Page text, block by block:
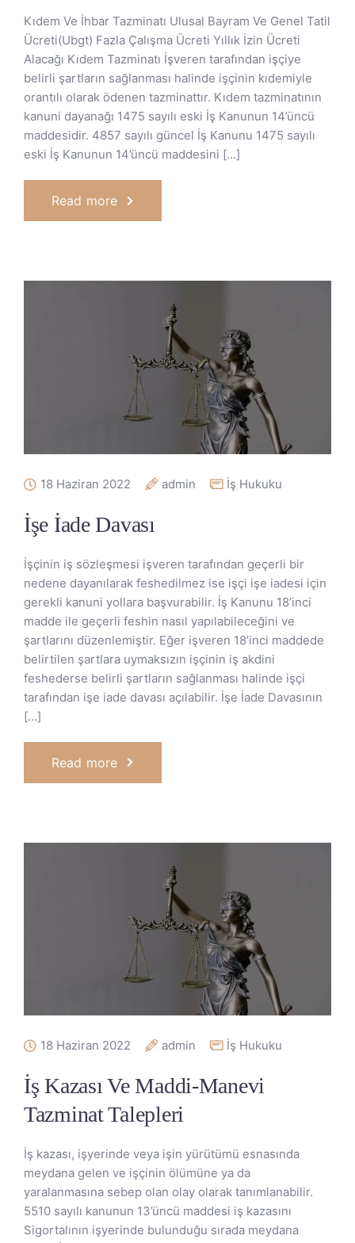
Kıdem Ve İhbar Tazminatı Ulusal Bayram Ve Genel Tatil
Ücreti(Ubgt) Fazla Çalışma Ücreti Yıllık İzin Ücreti
Alacağı Kıdem Tazminatı İşveren tarafından işçiye
belirli şartların sağlanması halinde işçinin kıdemiyle
orantılı olarak ödenen tazminattır. Kıdem tazminatının
kanuni dayanağı 1475 sayılı eski İş Kanunun 14’üncü
maddesidir. 4857 sayılı güncel İş Kanunu 1475 sayılı
eski İş Kanunun 14’üncü maddesini […]
Read more
18 Haziran 2022 admin İş Hukuku
İşe İade Davası
İşçinin iş sözleşmesi işveren tarafından geçerli bir
nedene dayanılarak feshedilmez ise işçi işe iadesi için
gerekli kanuni yollara başvurabilir. İş Kanunu 18’inci
madde ile geçerli feshin nasıl yapılabileceğini ve
şartlarını düzenlemiştir. Eğer işveren 18’inci maddede
belirtilen şartlara uymaksızın işçinin iş akdini
feshederse belirli şartların sağlanması halinde işçi
tarafından işe iade davası açılabilir. İşe İade Davasının
[…]
Read more
18 Haziran 2022 admin İş Hukuku
İş Kazası Ve Maddi-Manevi
Tazminat Talepleri
İş kazası, işyerinde veya işin yürütümü esnasında
meydana gelen ve işçinin ölümüne ya da
yaralanmasına sebep olan olay olarak tanımlanabilir.
5510 sayılı kanunun 13’üncü maddesi iş kazasını
Sigortalının işyerinde bulunduğu sırada meydana